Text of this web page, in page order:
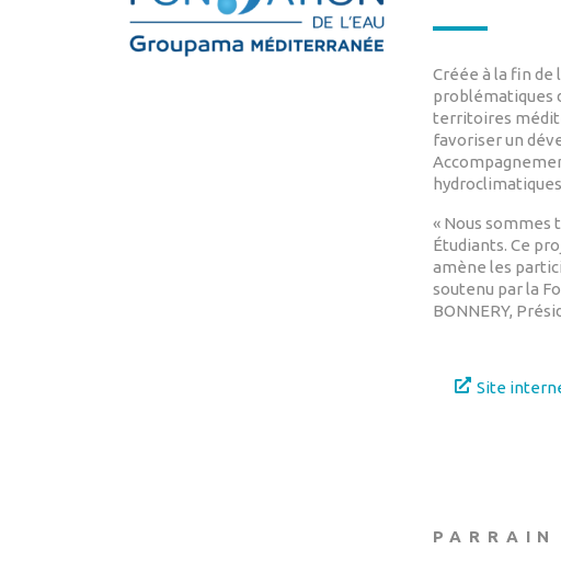
Créée à la fin de
problématiques
territoires
favoriser un
« Nous sommes
Étudiants. Ce
amène les
soutenu par la
BONNERY,
Site
PARRAIN